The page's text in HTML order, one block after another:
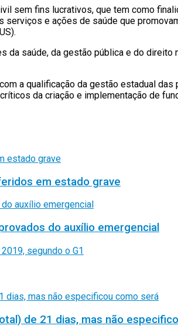
sem fins lucrativos, que tem como
e ações de saúde que
da saúde, da gestão pública e do
a qualificação da gestão estadual
da criação e implementação de
em estado grave
do auxílio emergencial
de 21 dias, mas não